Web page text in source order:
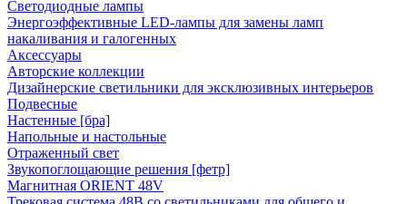
Светодиодные лампы
Энергоэффективные LED-лампы для замены ламп
накаливания и галогенных
Аксессуары
Авторские коллекции
Дизайнерские светильники для эксклюзивных интерьеров
Подвесные
Настенные [бра]
Напольные и настольные
Отраженный свет
Звукопоглощающие решения [фетр]
Магнитная ORIENT 48V